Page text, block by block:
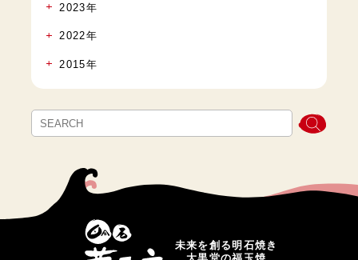
2023年
2022年
2015年
未来を創る明石焼き